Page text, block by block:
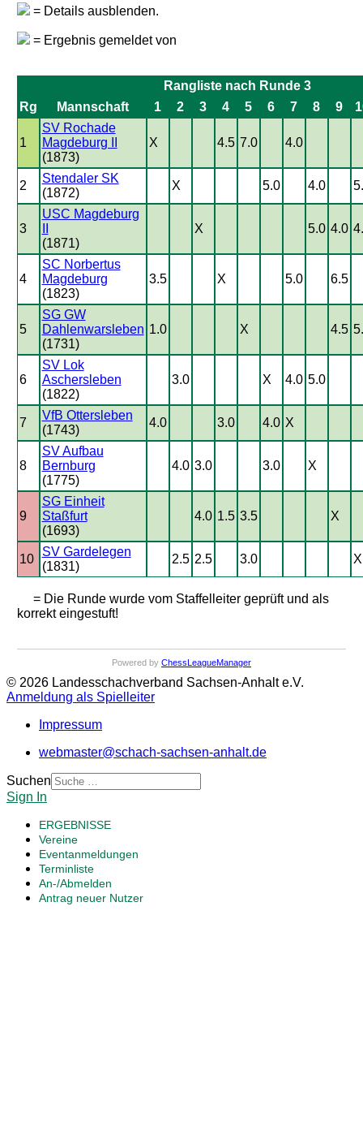
= Details ausblenden.
= Ergebnis gemeldet von
Rangliste nach Runde 3
Rg
Mannschaft 1 2 3 4 5 6 7 8 9
1
SV Rochade
Magdeburg II
(1873)
X 4.5 7.0 4.0
2
Stendaler SK
(1872)
X 5.0 4.0
3
USC Magdeburg
(1871)
X 5.0 4.0
4
SC Norbertus
Magdeburg
(1823)
3.5 X 5.0 6.5
5
SG GW
Dahlenwarsleben
(1731)
1.0 X 4.5
6
SV Lok
Aschersleben
(1822)
3.0 X 4.0 5.0
7
VfB Ottersleben
(1743)
4.0 3.0 4.0 X
8
SV Aufbau
Bernburg
(1775)
4.0 3.0 3.0 X
9
SG Einheit
Staßfurt
(1693)
4.0 1.5 3.5 X
10
SV Gardelegen
(1831)
2.5 2.5 3.0 X
= Die Runde wurde vom Staffelleiter geprüft und als
korrekt eingestuft!
Powered by ChessLeagueManager
© 2026 Landesschachverband Sachsen-Anhalt e.V.
Anmeldung als Spielleiter
Impressum
webmaster@schach-sachsen-anhalt.de
Suchen
Sign In
ERGEBNISSE
Vereine
Eventanmeldungen
Terminliste
An-/Abmelden
Antrag neuer Nutzer